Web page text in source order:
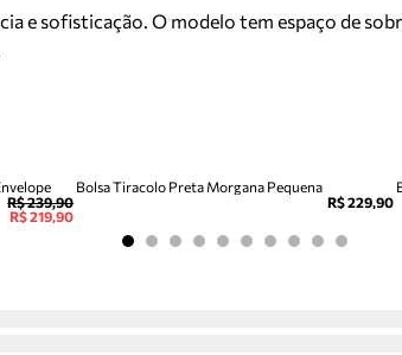
e sofisticação. O modelo tem espaço de
R$ 239,90
R$ 219,90
Bolsa Tiracolo Preta Morgana Pequena
R$ 229,90